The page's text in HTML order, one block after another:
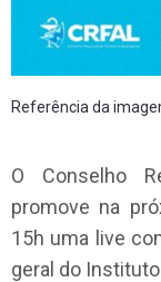
Referência da
O Conselho
promove na
15h uma live
geral do